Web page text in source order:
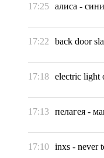
17:25 алиса -
17:22 back door
17:18 electric light
17:13 пелагея -
17:10 inxs - never